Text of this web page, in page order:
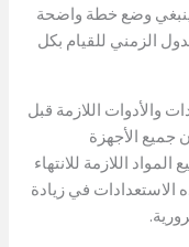
ينبغي وضع خطة واضحة
الزمني للقيام بكل
والأدوات اللازمة قبل
جميع الأجهزة
اللازمة للانتهاء
الاستعدادات في زيادة